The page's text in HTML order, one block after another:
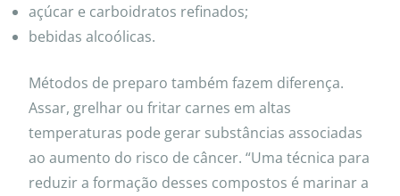
açúcar e carboidratos refinados;
bebidas alcoólicas.
Métodos de preparo também fazem diferença.
Assar, grelhar ou fritar carnes em altas
temperaturas pode gerar substâncias associadas
ao aumento do risco de câncer. “Uma técnica para
reduzir a formação desses compostos é marinar a